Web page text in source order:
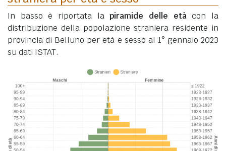
In basso è riportata lapiramide delle etàcon la
distribuzione della popolazione straniera residente in
provincia di Belluno per età e sesso al 1° gennaio 2023
su dati ISTAT.